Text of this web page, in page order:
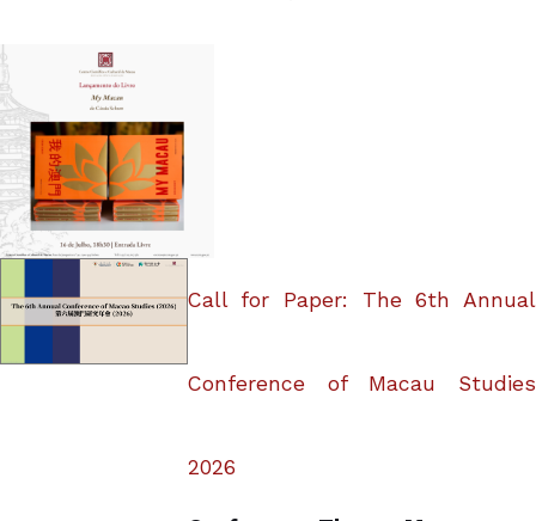
Call for Paper: The 6th Annual
Conference of Macau Studies
2026